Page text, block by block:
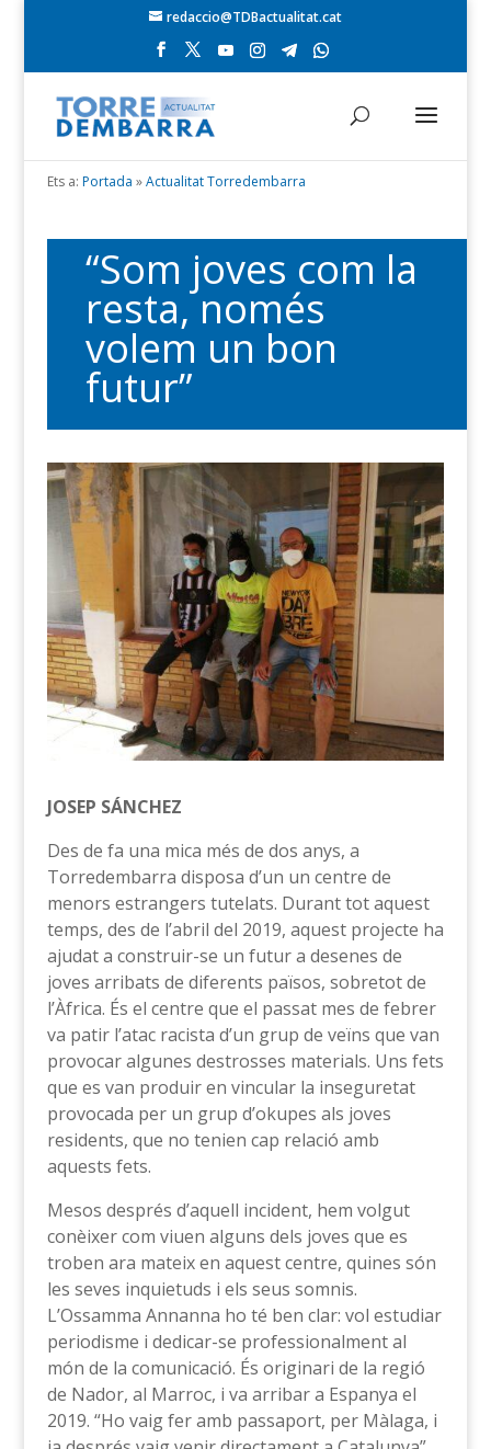
redaccio@TDBactualitat.cat
Ets a: Portada »Actualitat Torredembarra
“Som joves com la
resta, només
volem un bon
futur”
JOSEP SÁNCHEZ
Des de fa una mica més de dos anys, a
Torredembarra disposa d’un un centre de
menors estrangers tutelats. Durant tot aquest
temps, des de l’abril del 2019, aquest projecte ha
ajudat a construir-se un futur a desenes de
joves arribats de diferents països, sobretot de
l’Àfrica. És el centre que el passat mes de febrer
va patir l’atac racista d’un grup de veïns que van
provocar algunes destrosses materials. Uns fets
que es van produir en vincular la inseguretat
provocada per un grup d’okupes als joves
residents, que no tenien cap relació amb
aquests fets.
Mesos després d’aquell incident, hem volgut
conèixer com viuen alguns dels joves que es
troben ara mateix en aquest centre, quines són
les seves inquietuds i els seus somnis.
L’Ossamma Annanna ho té ben clar: vol estudiar
periodisme i dedicar-se professionalment al
món de la comunicació. És originari de la regió
de Nador, al Marroc, i va arribar a Espanya el
2019. “Ho vaig fer amb passaport, per Màlaga, i